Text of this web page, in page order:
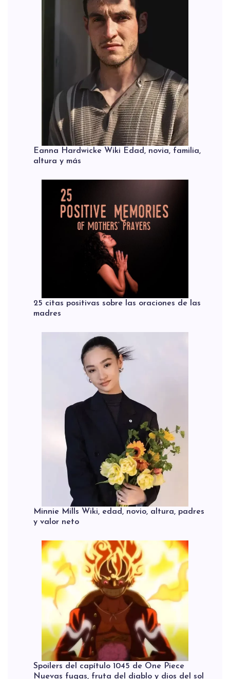
Eanna Hardwicke Wiki Edad, novia, familia,
altura y más
25 citas positivas sobre las oraciones de las
madres
Minnie Mills Wiki, edad, novio, altura, padres
y valor neto
Spoilers del capítulo 1045 de One Piece
Nuevas fugas, fruta del diablo y dios del sol